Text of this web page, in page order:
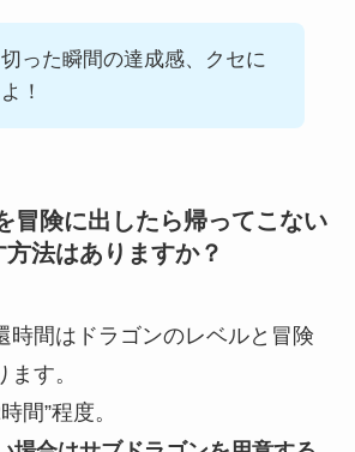
った瞬間の達成感、クセに
！
冒険に出したら帰ってこない
法はありますか？
時間はドラゴンのレベルと冒険
す。
間”程度。